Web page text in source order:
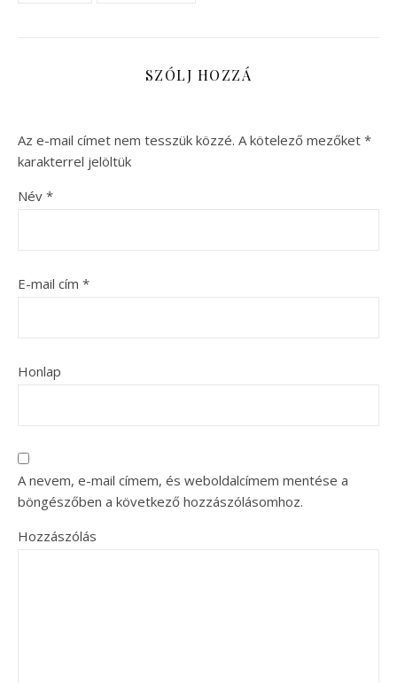
SZÓLJ HOZZÁ
Az e-mail címet nem tesszük közzé. A kötelező mezőket *
karakterrel jelöltük
Név *
E-mail cím *
Honlap
A nevem, e-mail címem, és weboldalcímem mentése a
böngészőben a következő hozzászólásomhoz.
Hozzászólás